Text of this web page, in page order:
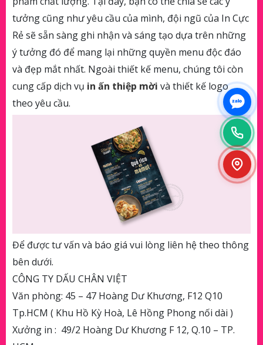
tưởng cũng như yêu cầu của mình, đội ngũ của In Cực
Rẻ sẽ sẵn sàng ghi nhận và sáng tạo dựa trên những
ý tưởng đó để mang lại những quyền menu độc đáo
và đẹp mắt nhất. Ngoài thiết kế menu, chúng tôi còn
cung cấp dịch vụ in ấn thiệp mời và thiết kế logo
theo yêu cầu.
Để được tư vấn và báo giá vui lòng liên hệ theo thông
bên dưới.
CÔNG TY DẤU CHÂN VIỆT
Văn phòng: 45 – 47 Hoàng Dư Khương, F12 Q10
Tp.HCM ( Khu Hồ Kỳ Hoà, Lê Hồng Phong nối dài )
Xưởng in : 49/2 Hoàng Dư Khương F 12, Q.10 – TP.
zalo